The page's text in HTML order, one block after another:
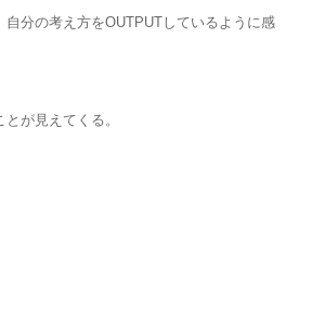
分の考え方をOUTPUTしているように感
が見えてくる。